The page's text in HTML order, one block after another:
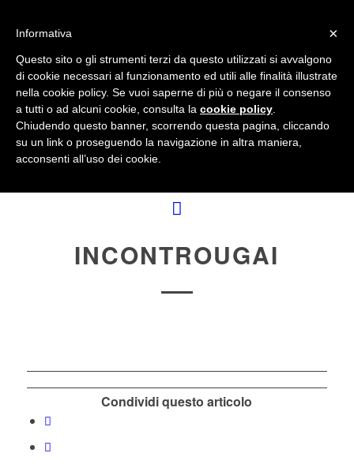
Il Blog del Garden Club di Bologna
INCONTROUGAI
Condividi questo articolo
×
Informativa
Questo sito o gli strumenti terzi da questo utilizzati si avvalgono
di cookie necessari al funzionamento ed utili alle finalità illustrate
nella cookie policy. Se vuoi saperne di più o negare il consenso
a tutti o ad alcuni cookie, consulta la cookie policy
Chiudendo questo banner, scorrendo questa pagina, cliccando
su un link o proseguendo la navigazione in altra maniera,
acconsenti all’uso dei cookie.